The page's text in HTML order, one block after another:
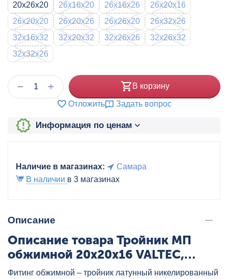
20x26x20
26x16x20 26x16x26
26x20x16
26x20x20
26x20x26 26x26x20
26x32x26
32x16x32
32x20x32 32x26x26
32x26x32
32x32x26
+
− В корзину
Отложить Задать вопрос
Информация по ценам
Наличие в магазинах:
Самара
В наличии в 3 магазинах
Описание
Описание товара Тройник МП
обжимной 20x20x16 VALTEC,
артикул: VTm.331.N.202016
Фитинг обжимной – тройник латунный никелированный